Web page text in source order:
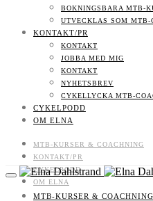
BOKNINGSBARA MTB-
UTVECKLAS SOM
KONTAKT/PR
KONTAKT
JOBBA MED MIG
KONTAKT
NYHETSBREV
CYKELLYCKA MTB-
CYKELPODD
OM ELNA
MTB-KURSER & COACHNING
KONTAKT/PR
CYKELPODD
OM ELNA
MTB-KURSER & COACHNING